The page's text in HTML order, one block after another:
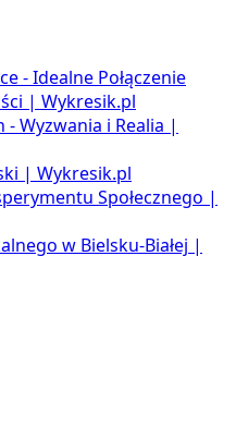
- Idealne Połączenie
| Wykresik.pl
Wyzwania i Realia |
| Wykresik.pl
Społecznego |
w Bielsku-Białej |